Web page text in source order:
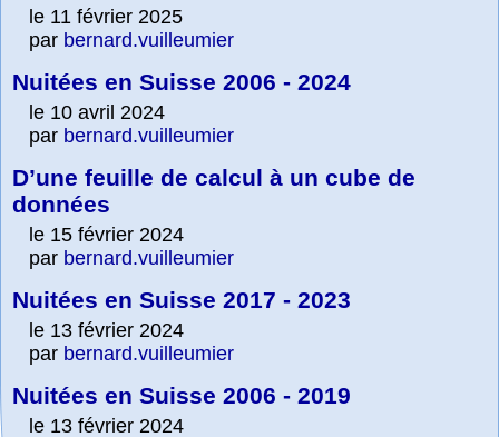
le 11 février 2025
par bernard.vuilleumier
Nuitées en Suisse 2006 - 2024
le 10 avril 2024
par bernard.vuilleumier
D’une feuille de calcul à un cube de
données
le 15 février 2024
par bernard.vuilleumier
Nuitées en Suisse 2017 - 2023
le 13 février 2024
par bernard.vuilleumier
Nuitées en Suisse 2006 - 2019
le 13 février 2024